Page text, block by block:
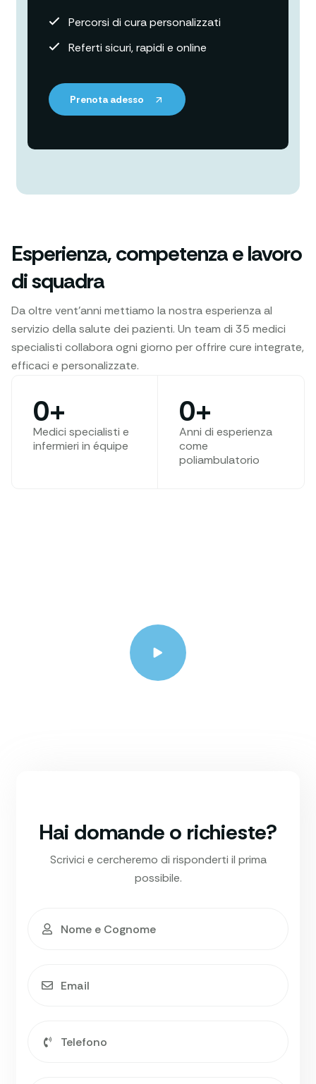
Percorsi di cura personalizzati
Referti sicuri, rapidi e online
Prenota adesso
Esperienza, competenza e lavoro
di squadra
Da oltre vent’anni mettiamo la nostra esperienza al
servizio della salute dei pazienti. Un team di 35 medici
specialisti collabora ogni giorno per offrire cure integrate,
efficaci e personalizzate.
Medici specialisti e
infermieri in équipe
0+
Anni di esperienza
come
poliambulatorio
0+
Hai domande o richieste?
Scrivici e cercheremo di risponderti il prima
possibile.